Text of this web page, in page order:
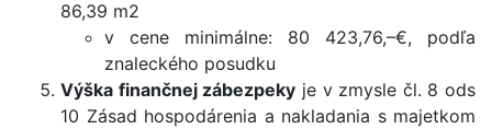
86,39 m2
v cene minimálne: 80 423,76,–€, podľa
znaleckého posudku
Výška finančnej zábezpeky je v zmysle čl. 8 ods
10 Zásad hospodárenia a nakladania s majetkom